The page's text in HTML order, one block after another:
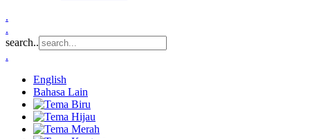
.
.
search..
.
English
Bahasa Lain